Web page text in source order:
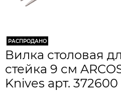
РАСПРОДАНО
Вилка столовая
стейка 9 см
Knives арт. 372600